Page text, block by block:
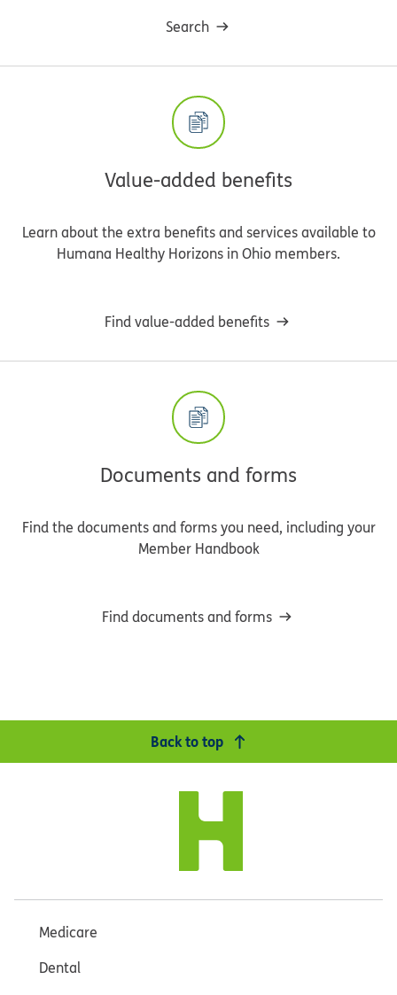
Search
Value-added benefits
Learn about the extra benefits and services available to
Humana Healthy Horizons in Ohio members.
Find value-added benefits
Documents and forms
Find the documents and forms you need, including your
Member Handbook
Find documents and forms
Back to top
Medicare
Dental